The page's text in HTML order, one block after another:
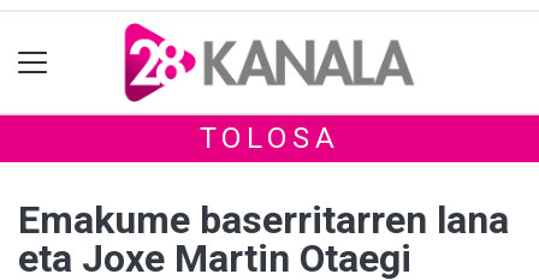
TOLOSA
Emakume baserritarren lana
eta Joxe Martin Otaegi